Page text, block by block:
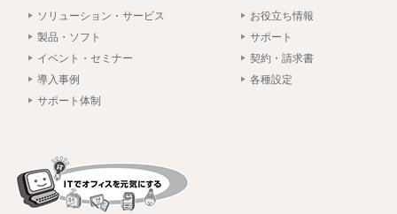
ソリューション・サービス
製品・ソフト
イベント・セミナー
導入事例
サポート体制
お役立ち情報
サポート
契約・請求書
各種設定